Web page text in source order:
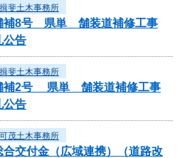
揖斐土木事務所
補8号 県単 舗装道補修工事
公告
揖斐土木事務所
補2号 県単 舗装道補修工事
公告
可茂土木事務所
交付金（広域連携）（道路改